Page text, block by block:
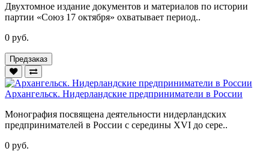
Двухтомное издание документов и материалов по истории
партии «Союз 17 октября» охватывает период..
0 руб.
Предзаказ
Архангельск. Нидерландские предприниматели в России
Монография посвящена деятельности нидерландских
предпринимателей в России с середины XVI до сере..
0 руб.